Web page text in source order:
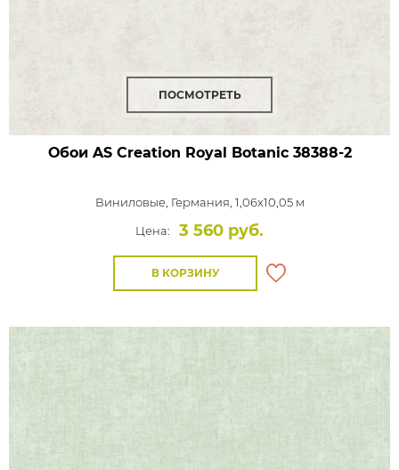
ПОСМОТРЕТЬ
Обои AS Creation Royal Botanic38388-2
Виниловые, Германия, 1,06x10,05 м
Цена:
3 560 руб.
В КОРЗИНУ